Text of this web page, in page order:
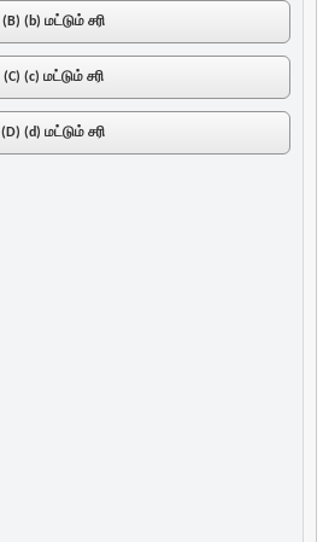
(B) (b) மட்டும் சரி
(C) (c) மட்டும் சரி
(D) (d) மட்டும் சரி